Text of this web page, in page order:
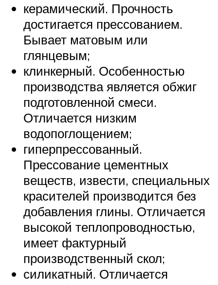
керамический. Прочность
достигается прессованием.
Бывает матовым или
глянцевым;
клинкерный. Особенностью
производства является обжиг
подготовленной смеси.
Отличается низким
водопоглощением;
гиперпрессованный.
Прессование цементных
веществ, извести, специальных
красителей производится без
добавления глины. Отличается
высокой теплопроводностью,
имеет фактурный
производственный скол;
силикатный. Отличается